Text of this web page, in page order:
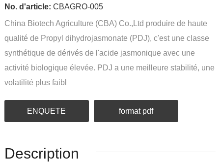
No. d'article: CBAGRO-005
China Biotech Agriculture (CBA) Co.,Ltd produire de haute
qualité de Propyl dihydrojasmonate (PDJ), c'est une classe
synthétique de dérivés de l'acide jasmonique avec une
activité biologique élevée. PDJ a une meilleure stabilité, une
volatilité plus faibl
ENQUETE format pdf
Description